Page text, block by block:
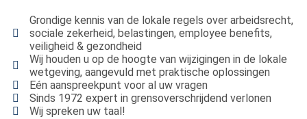
Grondige kennis van de lokale regels over arbeidsrecht,
sociale zekerheid, belastingen, employee benefits,
veiligheid & gezondheid
Wij houden u op de hoogte van wijzigingen in de lokale
wetgeving, aangevuld met praktische oplossingen
Eén aanspreekpunt voor al uw vragen
Sinds 1972 expert in grensoverschrijdend verlonen
Wij spreken uw taal!